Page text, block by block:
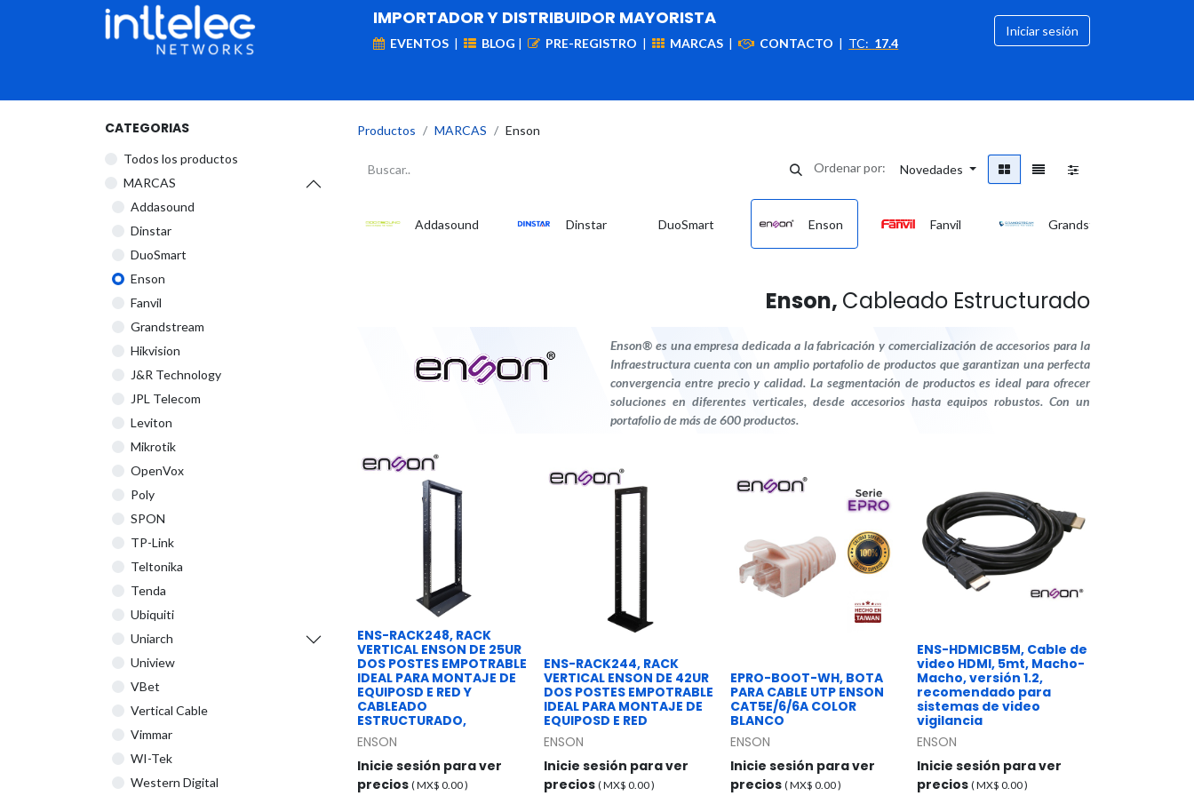
IMPORTADOR Y DISTRIBUIDOR MAYORISTA
EVENTOS | BLOG | PRE-REGISTRO | MARCAS | CONTACTO | TC: 17.4
Iniciar sesión
CATEGORIAS
Todos los productos
​MARCAS
Addasound
Dinstar
DuoSmart
Enson
Fanvil
Grandstream
Hikvision
J&R Technology
JPL Telecom
Leviton
Mikrotik
OpenVox
Poly
SPON
TP-Link
Teltonika
Tenda
Ubiquiti
Uniarch
Uniview
VBet
Vertical Cable
Vimmar
WI-Tek
Western Digital
Productos ​MARCAS Enson
Ordenar por: Novedades
Addasound Dinstar DuoSmart Enson Fanvil Grandstream
Enson, Cableado Estructurado
Enson® es una empresa dedicada a la fabricación y comercialización de accesorios para la
Infraestructura cuenta con un amplio portafolio de productos que garantizan una perfecta
convergencia entre precio y calidad. La segmentación de productos es ideal para ofrecer
soluciones en diferentes verticales, desde accesorios hasta equipos robustos. Con un
portafolio de más de 600 productos.
ENS-RACK248, RACK
VERTICAL ENSON DE 25UR
DOS POSTES EMPOTRABLE
IDEAL PARA MONTAJE DE
EQUIPOSD E RED Y
CABLEADO
ESTRUCTURADO,
ENSON
Inicie sesión para ver
precios ( MX$ 0.00)
ENS-RACK244, RACK
VERTICAL ENSON DE 42UR
DOS POSTES EMPOTRABLE
IDEAL PARA MONTAJE DE
EQUIPOSD E RED
ENSON
Inicie sesión para ver
precios ( MX$ 0.00)
EPRO-BOOT-WH, BOTA
PARA CABLE UTP ENSON
CAT5E/6/6A COLOR
BLANCO
ENSON
Inicie sesión para ver
precios ( MX$ 0.00)
ENS-HDMICB5M, Cable de
video HDMI, 5mt, Macho-
Macho, versión 1.2,
recomendado para
sistemas de video
vigilancia
ENSON
Inicie sesión para ver
precios ( MX$ 0.00)